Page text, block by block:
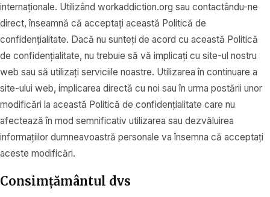
internaționale. Utilizând workaddiction.org sau contactându-ne
direct, înseamnă că acceptați această Politică de
confidențialitate. Dacă nu sunteți de acord cu această Politică
de confidențialitate, nu trebuie să vă implicați cu site-ul nostru
web sau să utilizați serviciile noastre. Utilizarea în continuare a
site-ului web, implicarea directă cu noi sau în urma postării unor
modificări la această Politică de confidențialitate care nu
afectează în mod semnificativ utilizarea sau dezvăluirea
informațiilor dumneavoastră personale va însemna că acceptați
aceste modificări.
Consimțământul dvs